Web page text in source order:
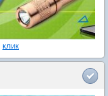
клик